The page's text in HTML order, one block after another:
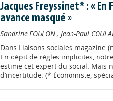
Jacques Freyssinet* : «
avance masqué »
Sandrine FOULON; Jean-Paul
Dans Liaisons sociales magazine
En dépit de règles implicites,
estime cet expert du social. Mais
d’incertitude. (* Économiste,